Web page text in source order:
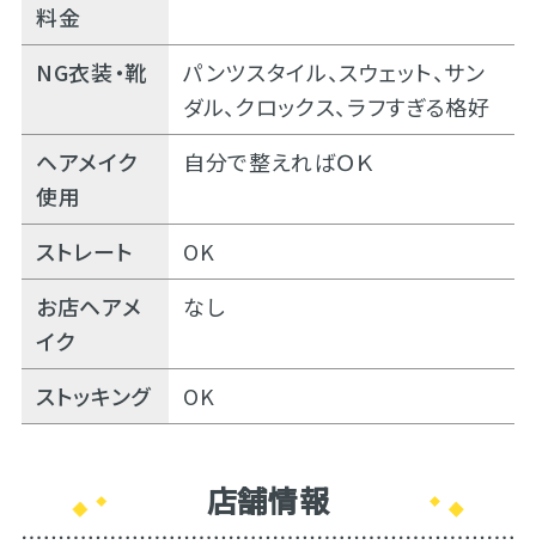
料金
NG衣装・靴
パンツスタイル、スウェット、サン
ダル、クロックス、ラフすぎる格好
ヘアメイク
使用
自分で整えればＯＫ
ストレート
OK
お店ヘアメ
イク
なし
ストッキング OK
店舗情報